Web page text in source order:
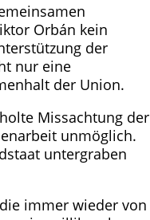
Orbán kein
der
nur eine
der Union.
Missachtung der
unmöglich.
untergraben
immer wieder von